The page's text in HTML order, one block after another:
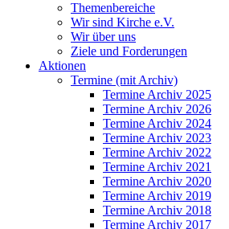
Themenbereiche
Wir sind Kirche e.V.
Wir über uns
Ziele und Forderungen
Aktionen
Termine (mit Archiv)
Termine Archiv 2025
Termine Archiv 2026
Termine Archiv 2024
Termine Archiv 2023
Termine Archiv 2022
Termine Archiv 2021
Termine Archiv 2020
Termine Archiv 2019
Termine Archiv 2018
Termine Archiv 2017